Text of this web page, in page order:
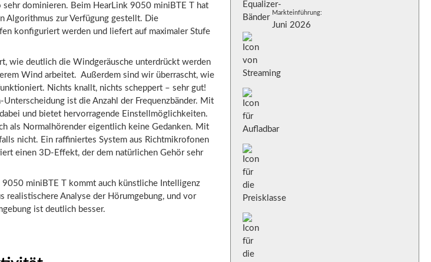
dominieren. Beim HearLink 9050 miniBTE T hat
Algorithmus zur Verfügung gestellt. Die
konfiguriert werden und liefert auf maximaler Stufe
wie deutlich die Windgeräusche unterdrückt werden
Wind arbeitet. Außerdem sind wir überrascht, wie
Nichts knallt, nichts scheppert – sehr gut!
ist die Anzahl der Frequenzbänder. Mit
und bietet hervorragende Einstellmöglichkeiten.
als Normalhörender eigentlich keine Gedanken. Mit
nicht. Ein raffiniertes System aus Richtmikrofonen
einen 3D-Effekt, der dem natürlichen Gehör sehr
9050 miniBTE T kommt auch künstliche Intelligenz
realistischere Analyse der Hörumgebung, und vor
ist deutlich besser.
Markteinführung:
Juni 2026